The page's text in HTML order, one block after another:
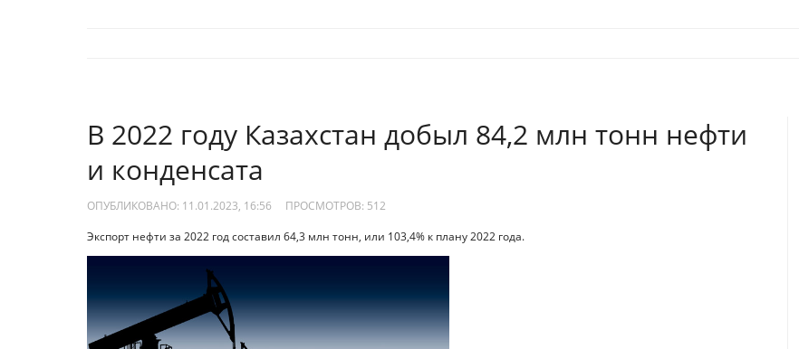
В 2022 году Казахстан добыл 84,2 млн тонн нефти
и конденсата
ОПУБЛИКОВАНО: 11.01.2023, 16:56 ПРОСМОТРОВ: 512
Экспорт нефти за 2022 год составил 64,3 млн тонн, или 103,4% к плану 2022 года.